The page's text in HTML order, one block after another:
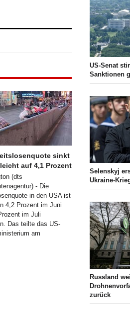
sinkt
auf 4,1 Prozent
(dts
- Die
in den USA ist
4,2 Prozent im Juni
im Juli
Das teilte das US-
am
US-Senat
Sanktionen
Selenskyj
Ukraine-
Russland
zurück